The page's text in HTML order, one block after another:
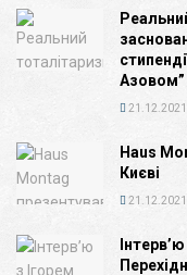
Азовом”
21.12.2021
Haus
Києві
21.12.2021